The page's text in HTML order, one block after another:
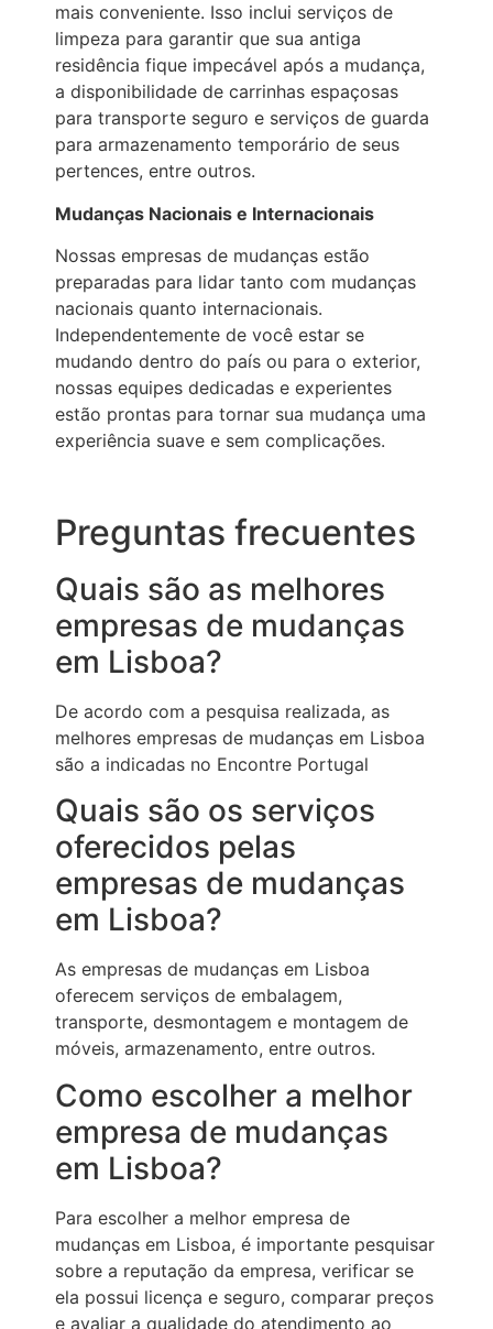
mais conveniente. Isso inclui serviços de
limpeza para garantir que sua antiga
residência fique impecável após a mudança,
a disponibilidade de carrinhas espaçosas
para transporte seguro e serviços de guarda
para armazenamento temporário de seus
pertences, entre outros.
Mudanças Nacionais e Internacionais
Nossas empresas de mudanças estão
preparadas para lidar tanto com mudanças
nacionais quanto internacionais.
Independentemente de você estar se
mudando dentro do país ou para o exterior,
nossas equipes dedicadas e experientes
estão prontas para tornar sua mudança uma
experiência suave e sem complicações.
Preguntas frecuentes
Quais são as melhores
empresas de mudanças
em Lisboa?
De acordo com a pesquisa realizada, as
melhores empresas de mudanças em Lisboa
são a indicadas no Encontre Portugal
Quais são os serviços
oferecidos pelas
empresas de mudanças
em Lisboa?
As empresas de mudanças em Lisboa
oferecem serviços de embalagem,
transporte, desmontagem e montagem de
móveis, armazenamento, entre outros.
Como escolher a melhor
empresa de mudanças
em Lisboa?
Para escolher a melhor empresa de
mudanças em Lisboa, é importante pesquisar
sobre a reputação da empresa, verificar se
ela possui licença e seguro, comparar preços
e avaliar a qualidade do atendimento ao